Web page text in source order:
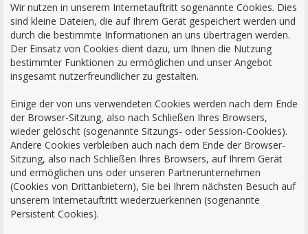
Wir nutzen in unserem Internetauftritt sogenannte Cookies. Dies
sind kleine Dateien, die auf Ihrem Gerät gespeichert werden und
durch die bestimmte Informationen an uns übertragen werden.
Der Einsatz von Cookies dient dazu, um Ihnen die Nutzung
bestimmter Funktionen zu ermöglichen und unser Angebot
insgesamt nutzerfreundlicher zu gestalten.
Einige der von uns verwendeten Cookies werden nach dem Ende
der Browser-Sitzung, also nach Schließen Ihres Browsers,
wieder gelöscht (sogenannte Sitzungs- oder Session-Cookies).
Andere Cookies verbleiben auch nach dem Ende der Browser-
Sitzung, also nach Schließen Ihres Browsers, auf Ihrem Gerät
und ermöglichen uns oder unseren Partnerunternehmen
(Cookies von Drittanbietern), Sie bei Ihrem nächsten Besuch auf
unserem Internetauftritt wiederzuerkennen (sogenannte
Persistent Cookies).